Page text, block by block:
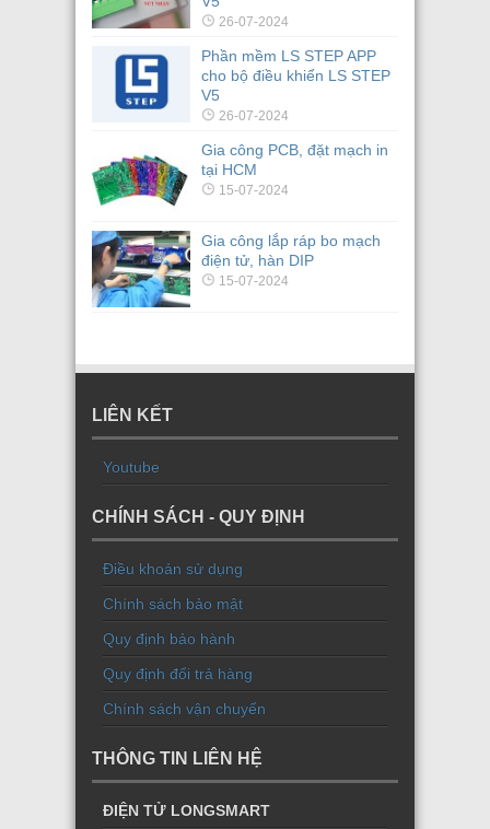
26-07-2024
Phần mềm LS STEP APP
cho bộ điều khiển LS STEP
V5
26-07-2024
Gia công PCB, đặt mạch in
tại HCM
15-07-2024
Gia công lắp ráp bo mạch
điện tử, hàn DIP
15-07-2024
LIÊN KẾT
Youtube
CHÍNH SÁCH - QUY ĐỊNH
Điều khoản sử dụng
Chính sách bảo mật
Quy định bảo hành
Quy định đổi trả hàng
Chính sách vận chuyển
THÔNG TIN LIÊN HỆ
ĐIỆN TỬ LONGSMART